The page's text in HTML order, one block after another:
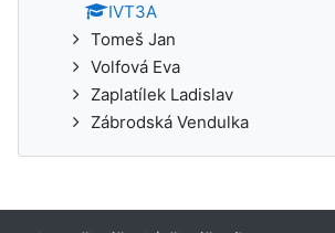
IVT3A
Tomeš Jan
Volfová Eva
Zaplatílek Ladislav
Zábrodská Vendulka